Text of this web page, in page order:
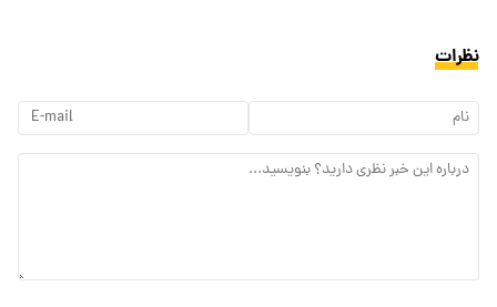
نظرات